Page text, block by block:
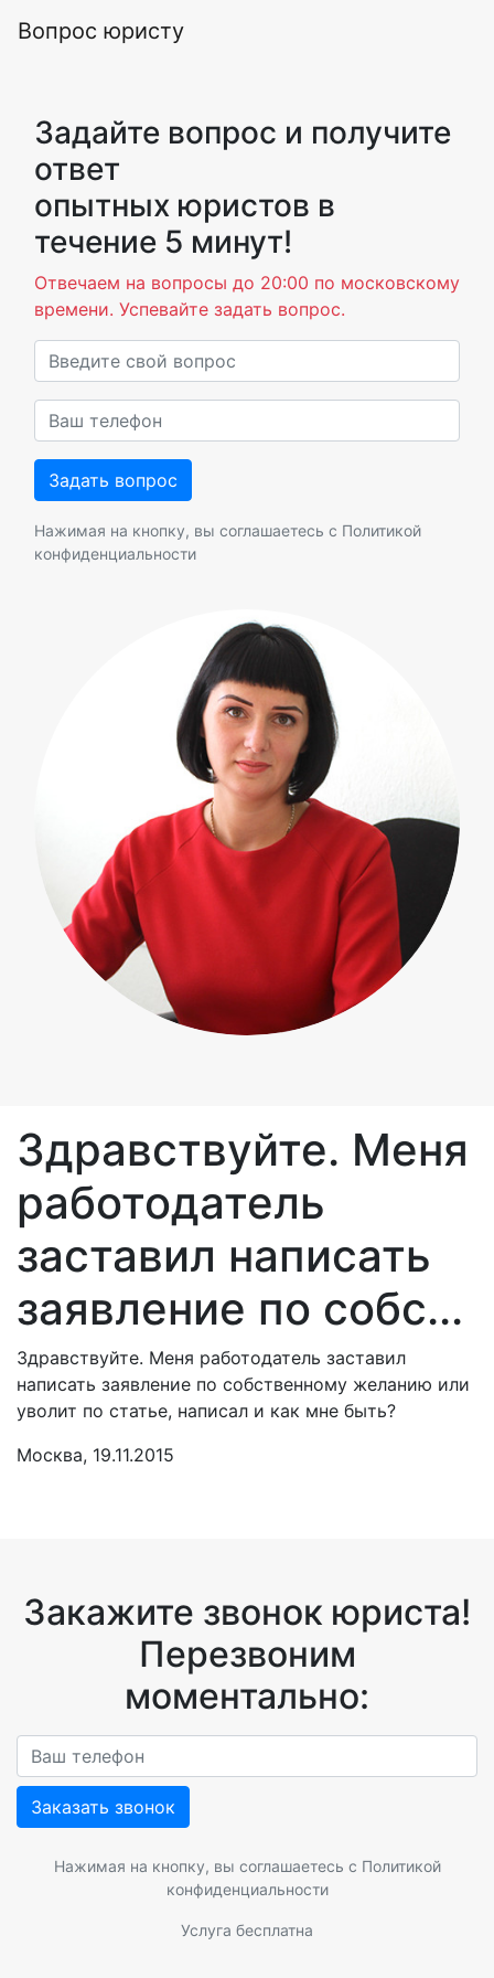
Вопрос юристу
Задайте вопрос и получите
ответ
опытных юристов в
течение 5 минут!
Отвечаем на вопросы до 20:00 по московскому
времени. Успевайте задать вопрос.
Нажимая на кнопку, вы соглашаетесь с Политикой
конфиденциальности
Здравствуйте. Меня
работодатель
заставил написать
заявление по собс...
Здравствуйте. Меня работодатель заставил
написать заявление по собственному желанию или
уволит по статье, написал и как мне быть?
Москва, 19.11.2015
Закажите звонок юриста!
Перезвоним
моментально:
Заказать звонок
Нажимая на кнопку, вы соглашаетесь с Политикой
конфиденциальности
Услуга бесплатна